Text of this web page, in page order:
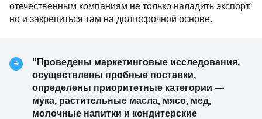
отечественным компаниям не только наладить экспорт,
но и закрепиться там на долгосрочной основе.
"Проведены маркетинговые исследования,
осуществлены пробные поставки,
определены приоритетные категории —
мука, растительные масла, мясо, мед,
молочные напитки и кондитерские